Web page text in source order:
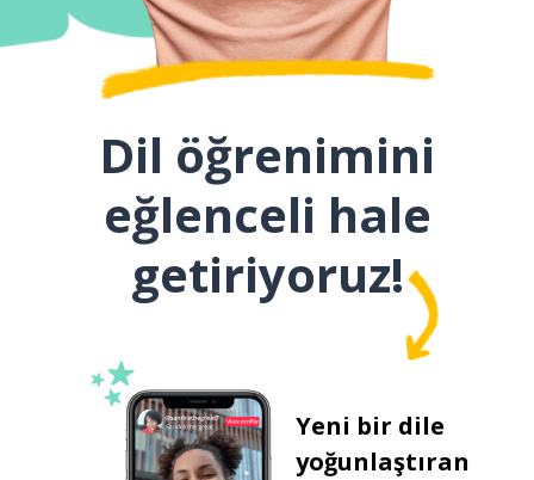
Dil öğrenimini
eğlenceli hale
getiriyoruz!
Yeni bir dile
yoğunlaştıran